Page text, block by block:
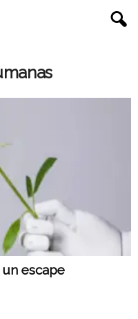
escape